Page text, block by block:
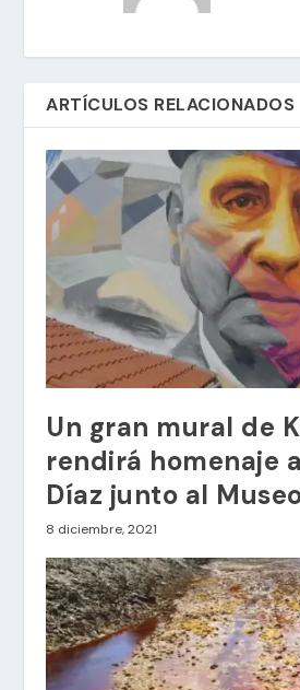
ARTÍCULOS RELACIONADOS
Un gran mural de
rendirá homenaje
Díaz junto al
8 diciembre, 2021